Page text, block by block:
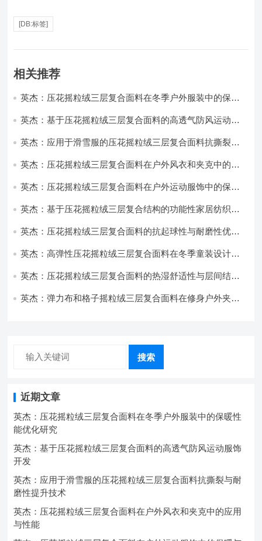
[DB:标签]
相关推荐
英杰：压花摇粒绒三层复合面料在冬季户外服装中的保暖
英杰：基于压花摇粒绒三层复合面料的高透气防风运动服
英杰：应用于滑雪服的压花摇粒绒三层复合面料抗撕裂与
英杰：压花摇粒绒三层复合面料在户外风衣和夹克中的应
英杰：压花摇粒绒三层复合面料在户外运动服饰中的保暖
英杰：基于压花摇粒绒三层复合结构的功能性家居纺织品
英杰：压花摇粒绒三层复合面料的抗起球性与耐磨性优化
英杰：高弹性压花摇粒绒三层复合面料在冬季童装设计中
英杰：压花摇粒绒三层复合面料的热湿舒适性与层间结合
英杰：弹力布和格子摇粒绒三层复合面料在修身户外夹克
搜索
近期文章
英杰：压花摇粒绒三层复合面料在冬季户外服装中的保暖性
能优化研究
英杰：基于压花摇粒绒三层复合面料的高透气防风运动服饰
开发
英杰：应用于滑雪服的压花摇粒绒三层复合面料抗撕裂与耐
磨性提升技术
英杰：压花摇粒绒三层复合面料在户外风衣和夹克中的应用
与性能